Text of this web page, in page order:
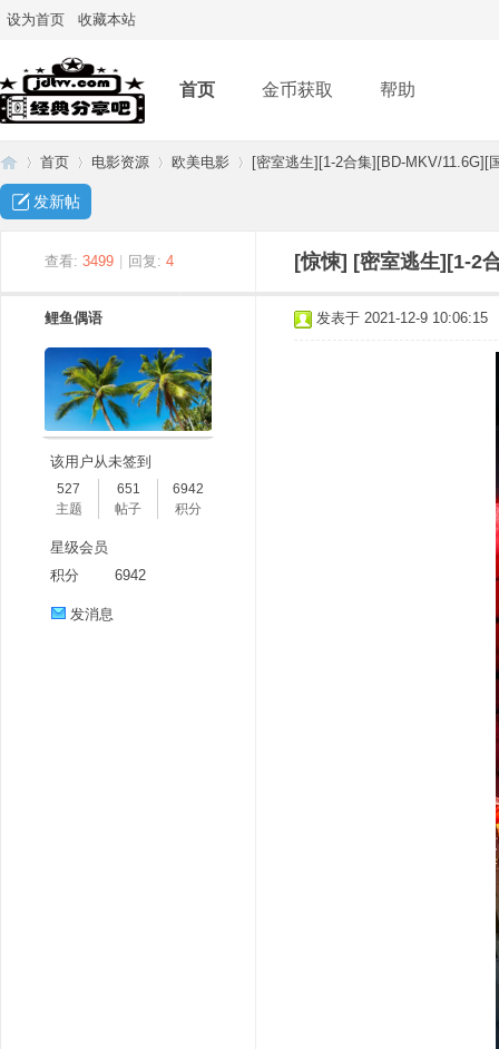
设为首页 收藏本站
首页 金币获取 帮助
首页
›
电影资源
›
欧美电影 [密室逃生][1-2合集][BD-MKV/11.6G][
发新帖
查看: 3499 回复: 4 [惊悚] [密室逃生][1-2
鲤鱼偶语
该用户从未签到
527
主题
651
帖子
6942
积分
星级会员
积分
6942
发消息
发表于 2021-12-9 10:06:15